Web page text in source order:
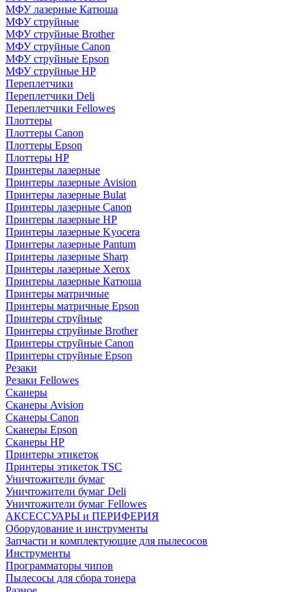
МФУ лазерные Катюша
МФУ струйные
МФУ струйные Brother
МФУ струйные Canon
МФУ струйные Epson
МФУ струйные HP
Переплетчики
Переплетчики Deli
Переплетчики Fellowes
Плоттеры
Плоттеры Canon
Плоттеры Epson
Плоттеры HP
Принтеры лазерные
Принтеры лазерные Avision
Принтеры лазерные Bulat
Принтеры лазерные Canon
Принтеры лазерные HP
Принтеры лазерные Kyocera
Принтеры лазерные Pantum
Принтеры лазерные Sharp
Принтеры лазерные Xerox
Принтеры лазерные Катюша
Принтеры матричные
Принтеры матричные Epson
Принтеры струйные
Принтеры струйные Brother
Принтеры струйные Canon
Принтеры струйные Epson
Резаки
Резаки Fellowes
Сканеры
Сканеры Avision
Сканеры Canon
Сканеры Epson
Сканеры HP
Принтеры этикеток
Принтеры этикеток TSC
Уничтожители бумаг
Уничтожители бумаг Deli
Уничтожители бумаг Fellowes
АКСЕССУАРЫ и ПЕРИФЕРИЯ
Оборудование и инструменты
Запчасти и комплектующие для пылесосов
Инструменты
Программаторы чипов
Пылесосы для сбора тонера